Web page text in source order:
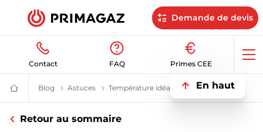
Demande de devis
Contact FAQ Primes CEE
En haut
Fournisseur
gaz
et
Blog Blog | Primagaz
Astuces Les astuces Primagaz
Température idéale pour une douche
Retour au sommaire